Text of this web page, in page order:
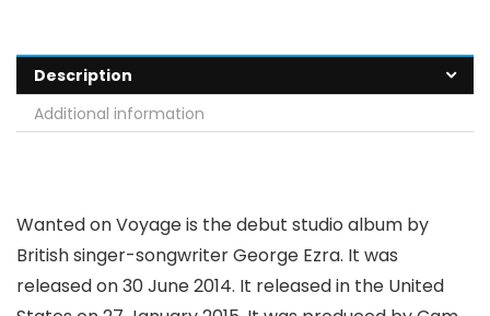
Description
Additional information
Wanted on Voyage is the debut studio album by
British singer-songwriter George Ezra. It was
released on 30 June 2014. It released in the United